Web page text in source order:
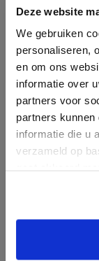
Deze website
We gebruiken
personaliseren,
en om ons
informatie over
partners voor
partners
informatie die u
verzameld op
met
die deze
die zij
van hun